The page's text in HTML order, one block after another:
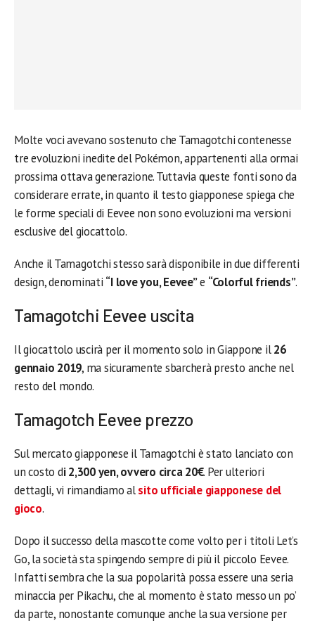
Molte voci avevano sostenuto che Tamagotchi contenesse
tre evoluzioni inedite del Pokémon, appartenenti alla ormai
prossima ottava generazione. Tuttavia queste fonti sono da
considerare errate, in quanto il testo giapponese spiega che
le forme speciali di Eevee non sono evoluzioni ma versioni
esclusive del giocattolo.
Anche il Tamagotchi stesso sarà disponibile in due differenti
design, denominati “I love you, Eevee”e “Colorful friends”.
Tamagotchi Eevee uscita
Il giocattolo uscirà per il momento solo in Giappone il26
gennaio 2019, ma sicuramente sbarcherà presto anche nel
resto del mondo.
Tamagotch Eevee prezzo
Sul mercato giapponese il Tamagotchi è stato lanciato con
un costo di 2,300 yen, ovvero circa 20€. Per ulteriori
dettagli, vi rimandiamo alsito ufficiale giapponese del
gioco.
Dopo il successo della mascotte come volto per i titoli Let’s
Go, la società sta spingendo sempre di più il piccolo Eevee.
Infatti sembra che la sua popolarità possa essere una seria
minaccia per Pikachu, che al momento è stato messo un po’
da parte, nonostante comunque anche la sua versione per